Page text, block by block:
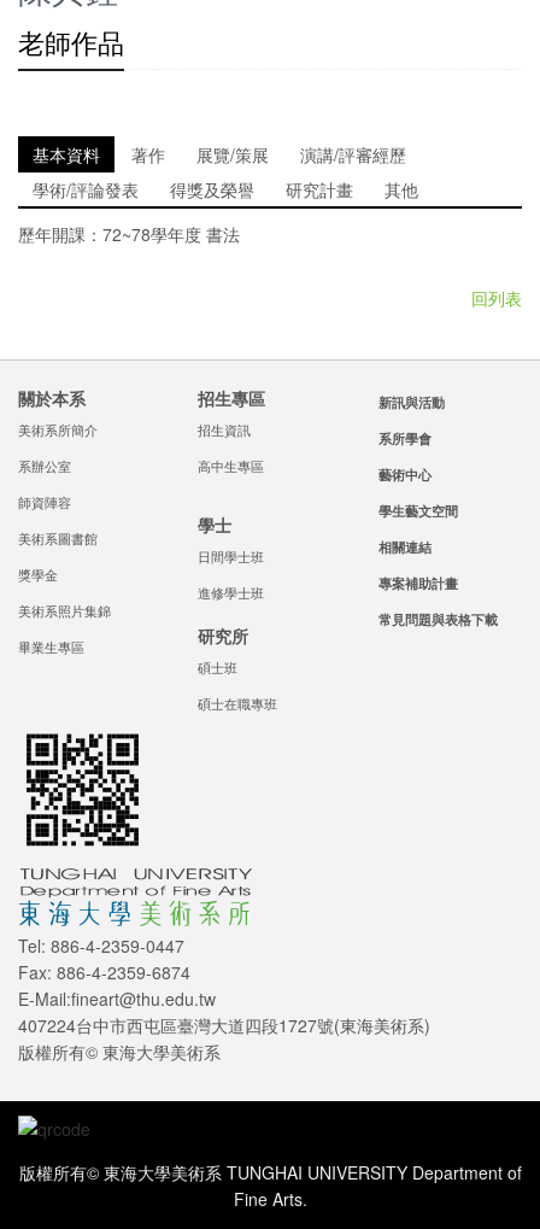
老師作品
基本資料 著作 展覽/策展
演講/評審經歷
學術/評論發表
得獎及榮譽 研究計畫 其他
歷年開課： 72~78學年度 書法
回列表
關於本系
美術系所簡介
系辦公室
師資陣容
美術系圖書館
獎學金
美術系照片集錦
畢業生專區
招生專區
招生資訊
高中生專區
學士
日間學士班
進修學士班
研究所
碩士班
碩士在職專班
新訊與活動
系所學會
藝術中心
學生藝文空間
相關連結
專案補助計畫
常見問題與表格下載
Tel: 886-4-2359-0447
Fax: 886-4-2359-6874
E-Mail:fineart@thu.edu.tw
407224台中市西屯區臺灣大道四段1727號(東海美術系)
版權所有© 東海大學美術系
版權所有© 東海大學美術系 TUNGHAI UNIVERSITY Department of
Fine Arts.